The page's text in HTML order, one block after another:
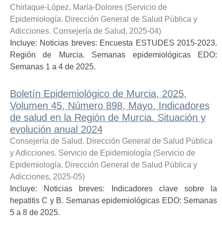
Chirlaque-López, María-Dolores (Servicio de
Epidemiología. Dirección General de Salud Pública y
Adicciones. Consejería de Salud, 2025-04)
Incluye: Noticias breves: Encuesta ESTUDES 2015-2023.
Región de Murcia. Semanas epidemiológicas EDO:
Semanas 1 a 4 de 2025.
Boletín Epidemiológico de Murcia, 2025,
Volumen 45, Número 898, Mayo. Indicadores
de salud en la Región de Murcia. Situación y
evolución anual 2024
Consejería de Salud. Dirección General de Salud Pública
y Adicciones. Servicio de Epidemiología (Servicio de
Epidemiología. Dirección General de Salud Pública y
Adicciones, 2025-05)
Incluye: Noticias breves: Indicadores clave sobre la
hepatitis C y B. Semanas epidemiológicas EDO: Semanas
5 a 8 de 2025.